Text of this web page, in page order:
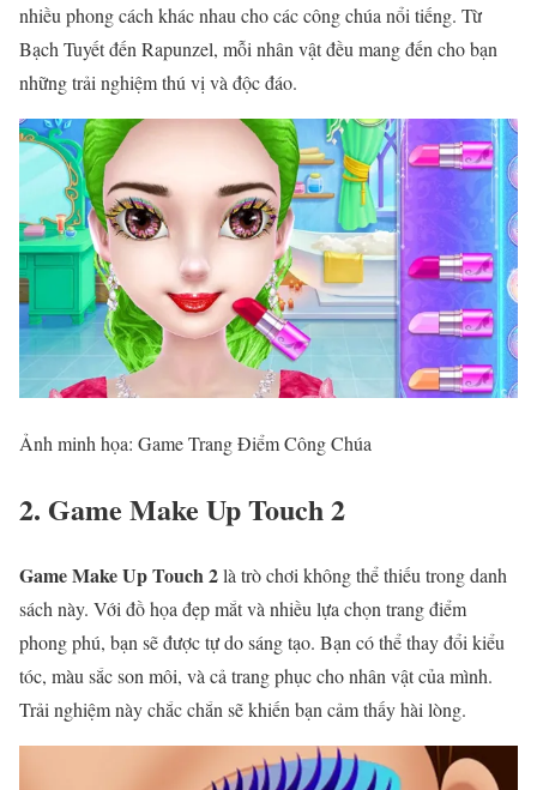
nhiều phong cách khác nhau cho các công chúa nổi tiếng. Từ
Bạch Tuyết đến Rapunzel, mỗi nhân vật đều mang đến cho bạn
những trải nghiệm thú vị và độc đáo.
Ảnh minh họa: Game Trang Điểm Công Chúa
2. Game Make Up Touch 2
Game Make Up Touch 2là trò chơi không thể thiếu trong danh
sách này. Với đồ họa đẹp mắt và nhiều lựa chọn trang điểm
phong phú, bạn sẽ được tự do sáng tạo. Bạn có thể thay đổi kiểu
tóc, màu sắc son môi, và cả trang phục cho nhân vật của mình.
Trải nghiệm này chắc chắn sẽ khiến bạn cảm thấy hài lòng.